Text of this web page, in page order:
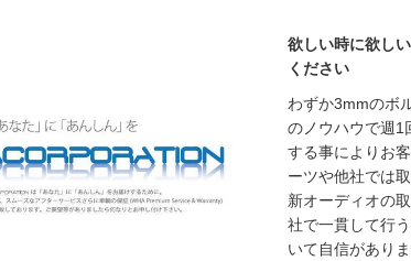
欲しい時に欲し
ください
わずか3mmのボ
のノウハウで週1
する事によりお
ーツや他社では
新オーディオの
社で一貫して行
いて自信があり